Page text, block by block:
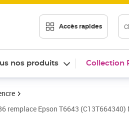
Accès rapides
nos produits Collection
remplace Epson T6643 (C13T664340)